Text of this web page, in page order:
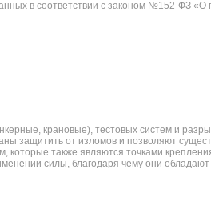
в соответствии с законом №152-ФЗ
крановые), тестовых систем и
защитить от изломов и позволяют
которые также являются точками
силы, благодаря чему они